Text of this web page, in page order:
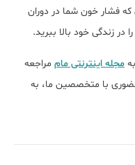
فشار خون شما در دوران
در زندگی خود بالا ببرید.
مجله اینترنتی مام مراجعه
با متخصصین ما، به